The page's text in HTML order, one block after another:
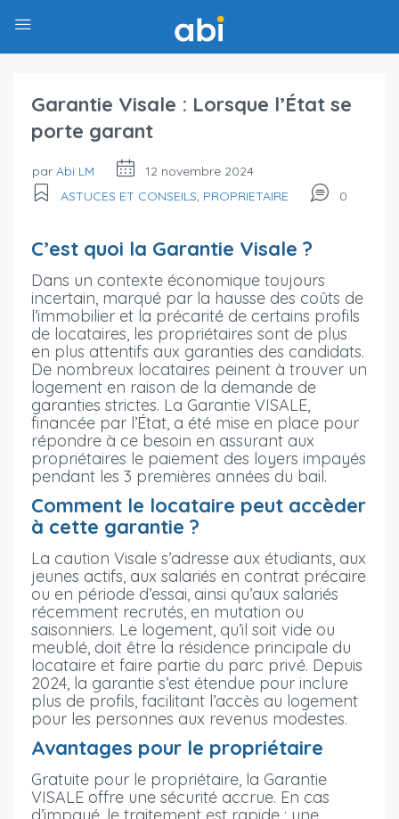
Garantie Visale : Lorsque l’État se
porte garant
par Abi LM
12 novembre 2024
ASTUCES ET CONSEILS, PROPRIETAIRE 0
C’est quoi la Garantie Visale ?
Dans un contexte économique toujours
incertain, marqué par la hausse des coûts de
l’immobilier et la précarité de certains profils
de locataires, les propriétaires sont de plus
en plus attentifs aux garanties des candidats.
De nombreux locataires peinent à trouver un
logement en raison de la demande de
garanties strictes. La Garantie VISALE,
financée par l’État, a été mise en place pour
répondre à ce besoin en assurant aux
propriétaires le paiement des loyers impayés
pendant les 3 premières années du bail.
Comment le locataire peut accèder
à cette garantie ?
La caution Visale s’adresse aux étudiants, aux
jeunes actifs, aux salariés en contrat précaire
ou en période d’essai, ainsi qu’aux salariés
récemment recrutés, en mutation ou
saisonniers. Le logement, qu’il soit vide ou
meublé, doit être la résidence principale du
locataire et faire partie du parc privé. Depuis
2024, la garantie s’est étendue pour inclure
plus de profils, facilitant l’accès au logement
pour les personnes aux revenus modestes.
Avantages pour le propriétaire
Gratuite pour le propriétaire, la Garantie
VISALE offre une sécurité accrue. En cas